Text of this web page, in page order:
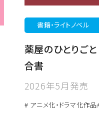
書籍・ライトノベル
薬屋のひとりご
合書
2026年5月発売
# アニメ化・ドラマ化作品